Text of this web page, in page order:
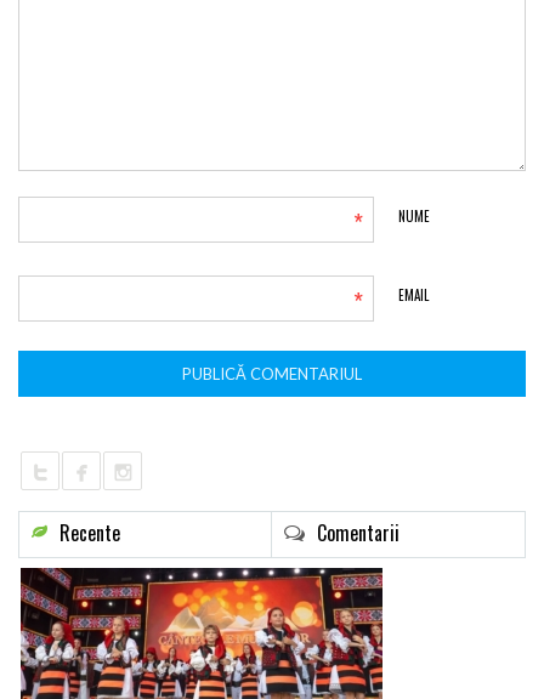
NUME
*
EMAIL
*
Recente Comentarii